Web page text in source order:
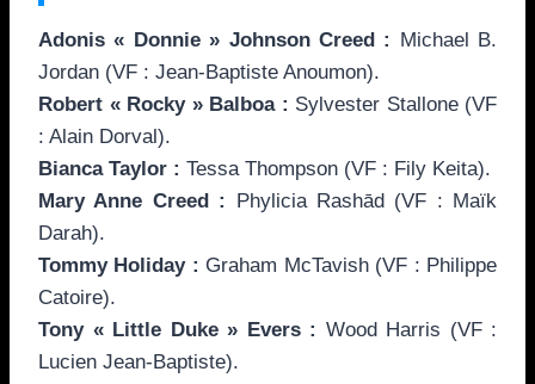
Adonis « Donnie » Johnson Creed : Michael B.
Jordan (VF : Jean-Baptiste Anoumon).
Robert « Rocky » Balboa : Sylvester Stallone (VF
: Alain Dorval).
Bianca Taylor : Tessa Thompson (VF : Fily Keita).
Mary Anne Creed :
Phylicia Rashād (VF : Maïk
Darah).
Tommy Holiday : Graham McTavish (VF : Philippe
Catoire).
Tony « Little Duke » Evers : Wood Harris (VF :
Lucien Jean-Baptiste).